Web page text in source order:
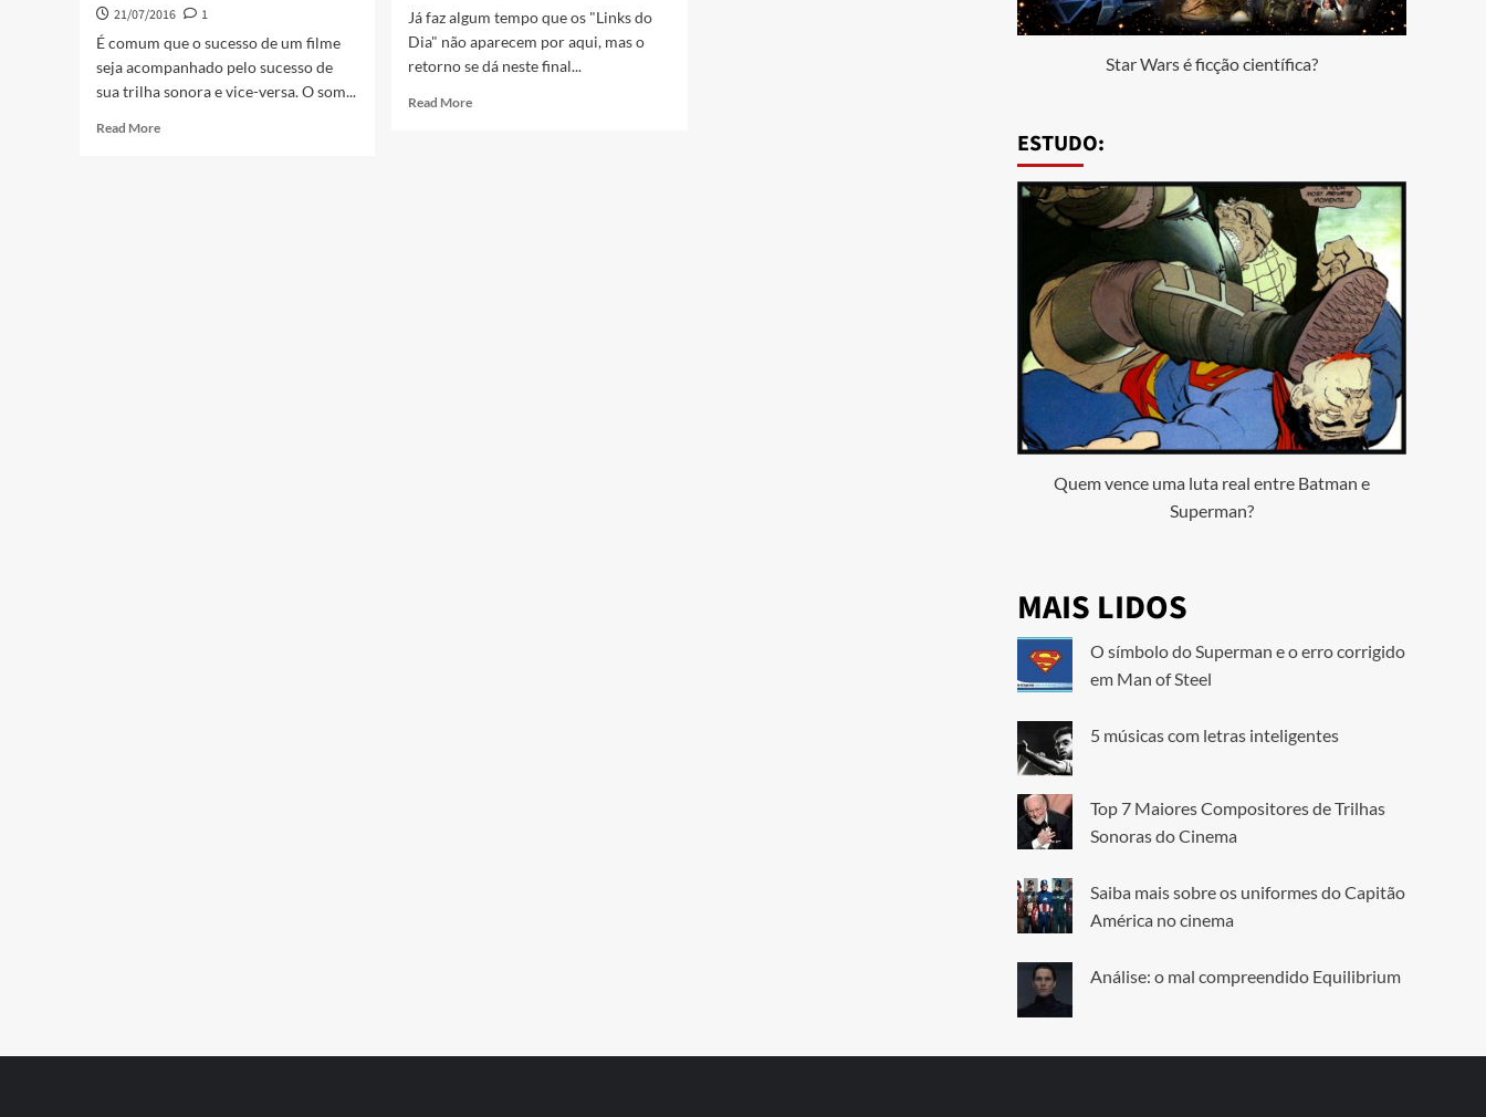
21/07/2016
1
É comum que o sucesso de um filme
seja acompanhado pelo sucesso de
sua trilha sonora e vice-versa. O som...
Read More
Já faz algum tempo que os "Links do
Dia" não aparecem por aqui, mas o
retorno se dá neste final...
Read More
Star Wars é ficção científica?
ESTUDO:
Quem vence uma luta real entre Batman e
Superman?
MAIS LIDOS
O símbolo do Superman e o erro corrigido
em Man of Steel
5 músicas com letras inteligentes
Top 7 Maiores Compositores de Trilhas
Sonoras do Cinema
Saiba mais sobre os uniformes do Capitão
América no cinema
Análise: o mal compreendido Equilibrium